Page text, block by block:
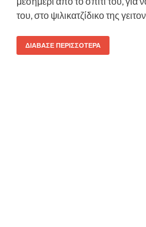
του, στο ψιλικατζίδικο της
ΔΙΆΒΑΣΕ ΠΕΡΙΣΣΌΤΕΡΑ